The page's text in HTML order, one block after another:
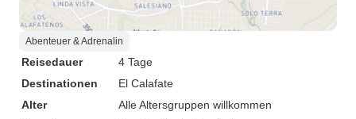
Abenteuer & Adrenalin
Reisedauer
4 Tage
Destinationen
El Calafate
Alter
Alle Altersgruppen willkommen